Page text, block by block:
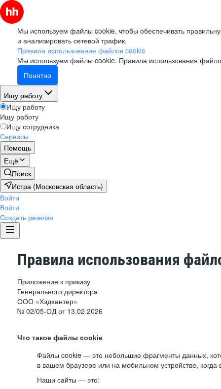
Мы используем файлы cookie, чтобы обеспечивать
и анализировать сетевой трафик.
Правила использования файлов cookie
Мы используем файлы cookie. Правила использования
Понятно
Ищу работу
Ищу работу
Ищу работу
Ищу сотрудника
Сервисы
Помощь
Ещё
Поиск
Истра (Московская область)
Войти
Войти
Создать резюме
Правила использования
Приложение к приказу
Генерального директора
ООО «Хэдхантер»
№ 02/05-ОД от 13.02.2026
Что такое файлы cookie
Файлы cookie — это небольшие фрагменты данных,
в вашем браузере или на мобильном устройстве,
Наши сайты — это: